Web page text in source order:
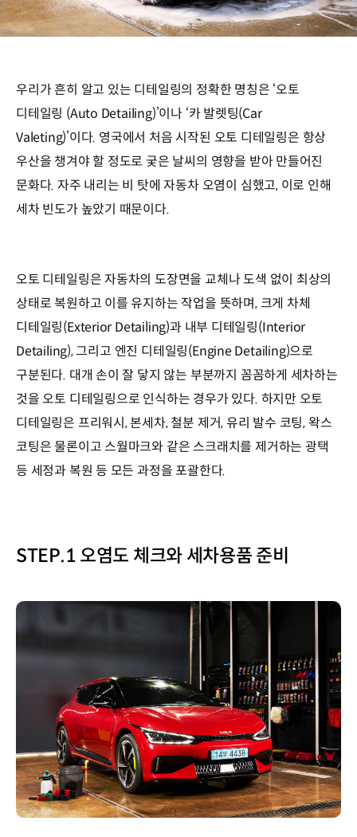
우리가 흔히 알고 있는 디테일링의 정확한 명칭은 ‘오토
디테일링 (Auto Detailing)’이나 ‘카 발렛팅(Car
Valeting)’이다. 영국에서 처음 시작된 오토 디테일링은 항상
우산을 챙겨야 할 정도로 궂은 날씨의 영향을 받아 만들어진
문화다. 자주 내리는 비 탓에 자동차 오염이 심했고, 이로 인해
세차 빈도가 높았기 때문이다.
오토 디테일링은 자동차의 도장면을 교체나 도색 없이 최상의
상태로 복원하고 이를 유지하는 작업을 뜻하며, 크게 차체
디테일링(Exterior Detailing)과 내부 디테일링(Interior
Detailing), 그리고 엔진 디테일링(Engine Detailing)으로
구분된다. 대개 손이 잘 닿지 않는 부분까지 꼼꼼하게 세차하는
것을 오토 디테일링으로 인식하는 경우가 있다. 하지만 오토
디테일링은 프리워시, 본세차, 철분 제거, 유리 발수 코팅, 왁스
코팅은 물론이고 스월마크와 같은 스크래치를 제거하는 광택
등 세정과 복원 등 모든 과정을 포괄한다.
STEP.1 오염도 체크와 세차용품 준비